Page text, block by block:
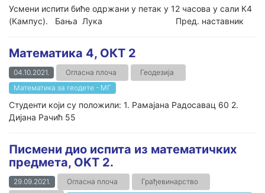
Усмени испити биће одржани у петак у 12 часова у сали К4
(Кампус). Бања Лука Пред. наставник
Математика 4, ОКТ 2
04.10.2021. Огласна плоча
Геодезија
Математика за геодете - МГ
Студенти који су положили: 1. Рамајана Радосавац 60 2.
Дијана Рачић 55
Писмени дио испита из математичких
предмета, OKT 2.
29.09.2021. Огласна плоча Грађевинарство